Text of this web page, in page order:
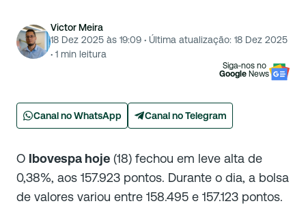
Victor Meira
18 Dez 2025 às 19:09 · Última atualização: 18 Dez 2025
· 1 min leitura
Siga-nos no
Google News
Canal no WhatsApp Canal no Telegram
O Ibovespa hoje (18) fechou em leve alta de
0,38%, aos 157.923 pontos. Durante o dia, a bolsa
de valores variou entre 158.495 e 157.123 pontos.